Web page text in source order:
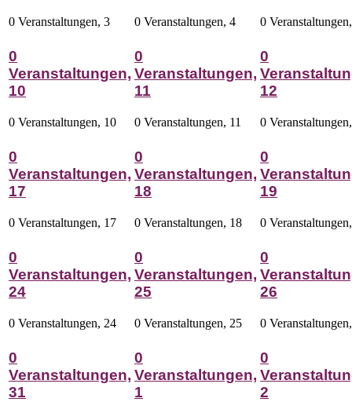
0 Veranstaltungen, 3 0 Veranstaltungen, 4 0
0
Veranstaltungen,
10
0 Veranstaltungen, 10
0
Veranstaltungen,
11
0 Veranstaltungen, 11
0
12
0
0
Veranstaltungen,
17
0 Veranstaltungen, 17
0
Veranstaltungen,
18
0 Veranstaltungen, 18
0
19
0
0
Veranstaltungen,
24
0 Veranstaltungen, 24
0
Veranstaltungen,
25
0 Veranstaltungen, 25
0
26
0
0
Veranstaltungen,
31
0
Veranstaltungen,
1
0
2